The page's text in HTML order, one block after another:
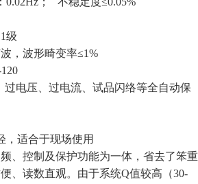
级
波，波形畸变率≤1%
过电压、过电流、试品闪络等全自动保
，适合于现场使用
、控制及保护功能为一体，省去了笨重
、读数直观。由于系统Q值较高（30-